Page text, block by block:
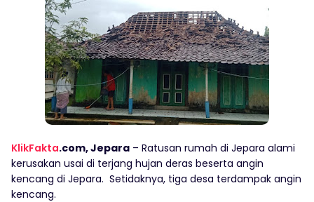
KlikFakta.com, Jepara – Ratusan rumah di Jepara alami
kerusakan usai di terjang hujan deras beserta angin
kencang di Jepara. Setidaknya, tiga desa terdampak angin
kencang.